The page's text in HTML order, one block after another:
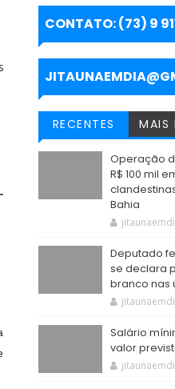
r
e
e
b
o
k
t
t
e
r
t
s
p
p
CONTATO: (73) 9
RECENTES MAIS
Operação
R$ 100 mil
Bahia
Deputado
se declara
branco nas
Salário
valor